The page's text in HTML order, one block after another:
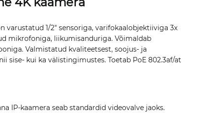
varustatud 1/2" sensoriga, varifokaalobjektiiviga 3x
mikrofoniga, liikumisanduriga. Võimaldab
Valmistatud kvaliteetsest, soojus- ja
sise- kui ka välistingimustes. Toetab PoE 802.3af/at
IP-kaamera seab standardid videovalve jaoks.